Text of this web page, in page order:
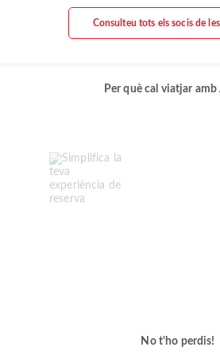
Consulteu tots els socis de
Per què cal viatjar
No t'ho perdis!